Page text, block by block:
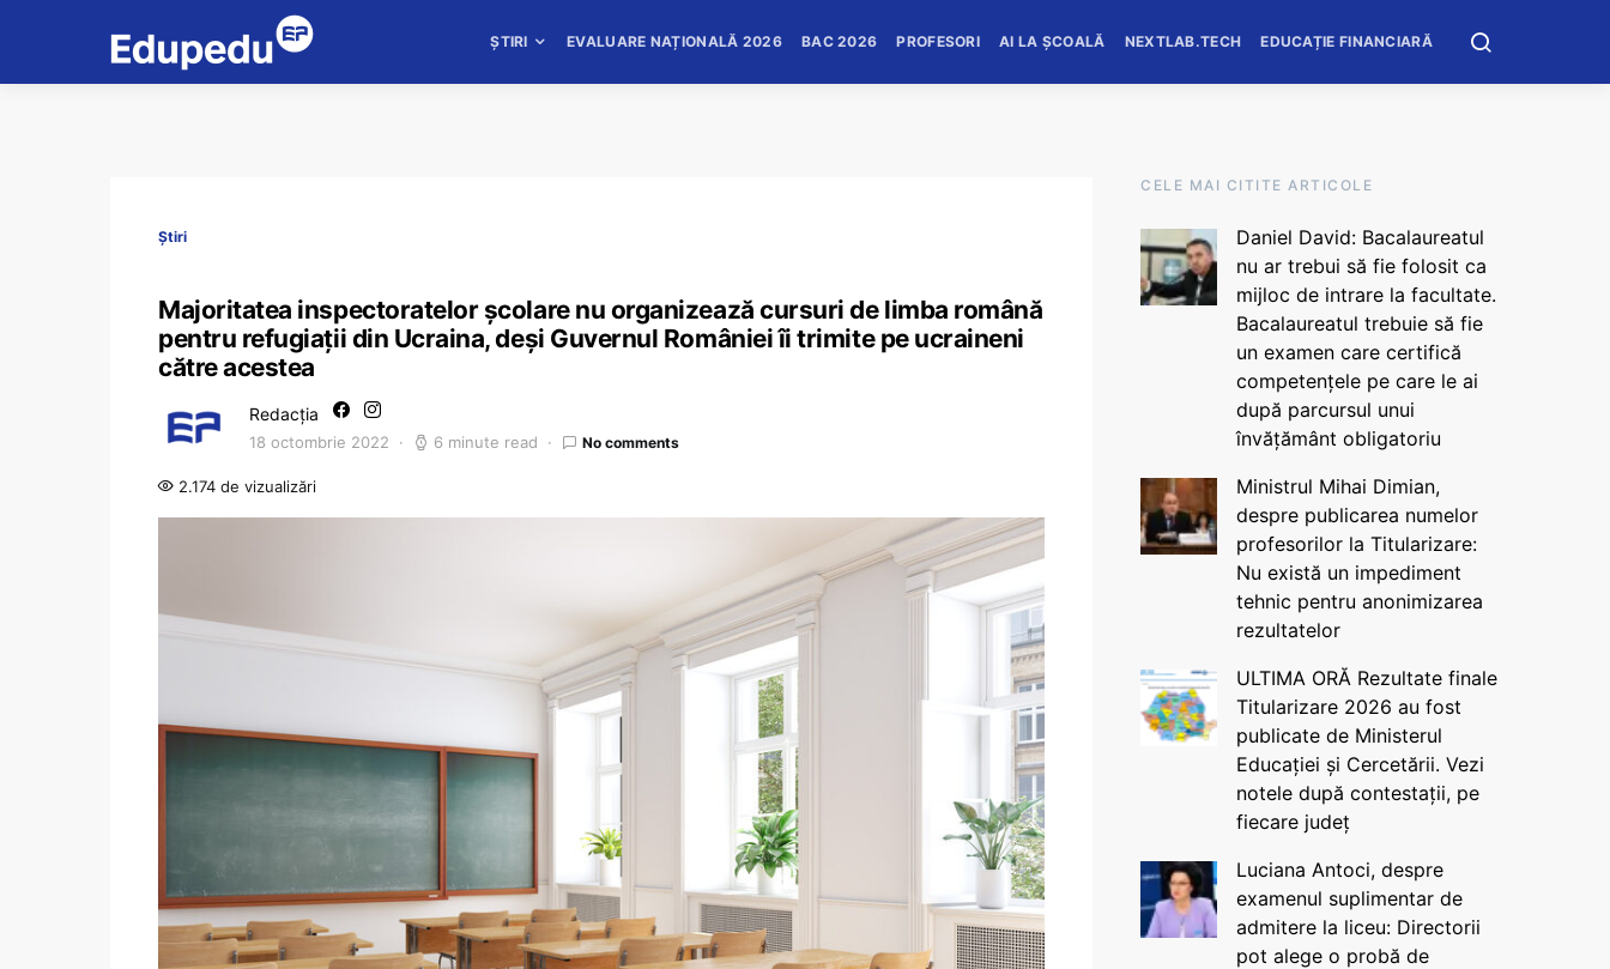
ȘTIRI EVALUARE NAȚIONALĂ 2026 BAC 2026 PROFESORI AI LA ȘCOALĂ NEXTLAB.TECH EDUCAȚIE FINANCIARĂ
Știri
Majoritatea inspectoratelor școlare nu organizează cursuri de limba română
pentru refugiații din Ucraina, deși Guvernul României îi trimite pe ucraineni
către acestea
Redacția
18 octombrie 2022 6 minute read No comments
2.174 de vizualizări
CELE MAI CITITE ARTICOLE
Daniel David: Bacalaureatul
nu ar trebui să fie folosit ca
mijloc de intrare la facultate.
Bacalaureatul trebuie să fie
un examen care certifică
competențele pe care le ai
după parcursul unui
învățământ obligatoriu
Ministrul Mihai Dimian,
despre publicarea numelor
profesorilor la Titularizare:
Nu există un impediment
tehnic pentru anonimizarea
rezultatelor
ULTIMA ORĂ Rezultate finale
Titularizare 2026 au fost
publicate de Ministerul
Educației și Cercetării. Vezi
notele după contestații, pe
fiecare județ
Luciana Antoci, despre
examenul suplimentar de
admitere la liceu: Directorii
pot alege o probă de